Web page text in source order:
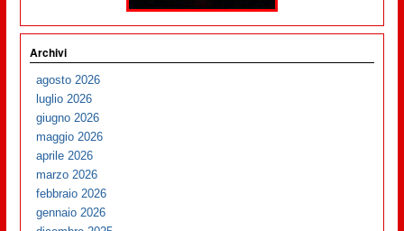
Archivi
agosto 2026
luglio 2026
giugno 2026
maggio 2026
aprile 2026
marzo 2026
febbraio 2026
gennaio 2026